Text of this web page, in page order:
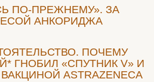
ПО-ПРЕЖНЕМУ». ЗА
АНКОРИДЖА
ПОЧЕМУ
ГНОБИЛ «СПУТНИК V» И
ASTRAZENECA